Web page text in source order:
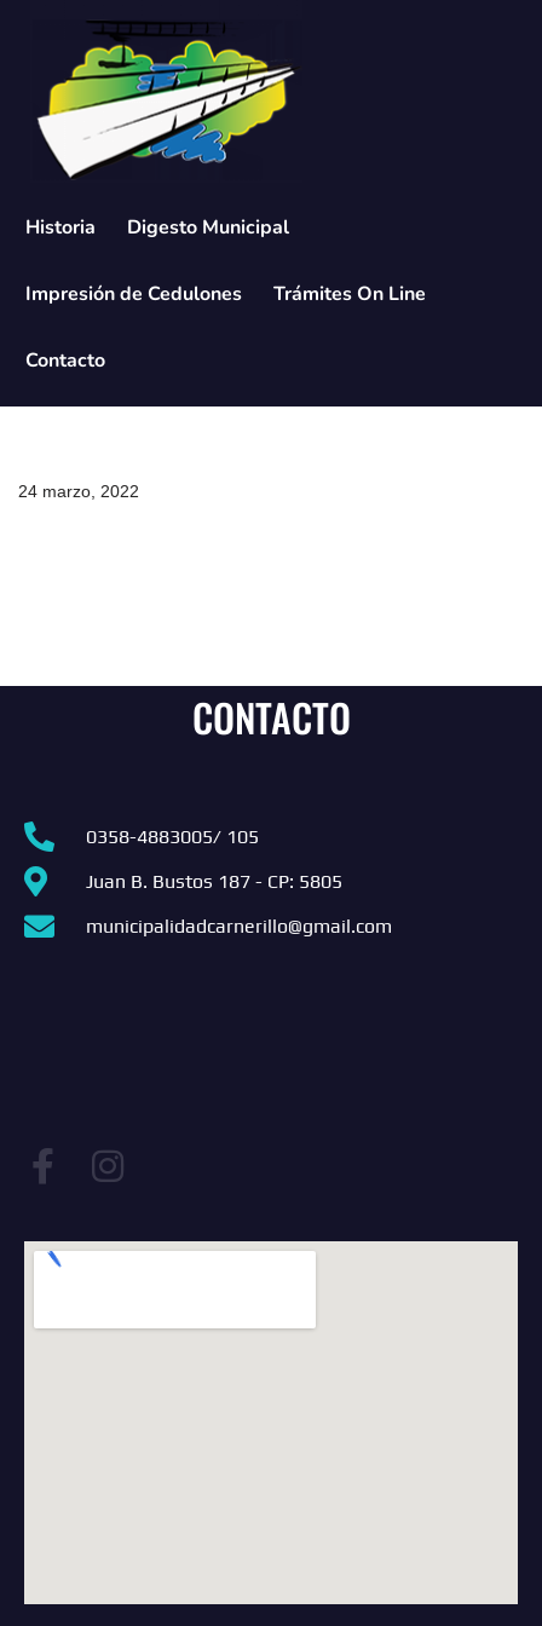
contenido
Historia Digesto Municipal
Impresión de Cedulones Trámites On Line
Contacto
24 marzo, 2022
CONTACTO
0358-4883005/ 105
Juan B. Bustos 187 - CP: 5805
municipalidadcarnerillo@gmail.com